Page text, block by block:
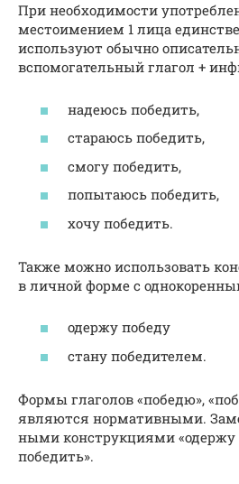
При необ­хо­ди­мо­сти
место­име­ни­ем 1 лица
исполь­зу­ют обыч­но
вспо­мо­га­тель­ный гла­гол +
наде­юсь побе­дить,
ста­ра­юсь побе­дить,
смо­гу побе­дить,
попы­та­юсь побе­дить,
хочу побе­дить.
Также мож­но исполь­зо­вать
в лич­ной фор­ме с
одер­жу побе­ду
ста­ну побе­ди­те­лем.
Формы гла­го­лов «побе­дю»,
явля­ют­ся нор­ма­тив­ны­ми.
ны­ми кон­струк­ци­я­ми «одер­жу
побе­дить».